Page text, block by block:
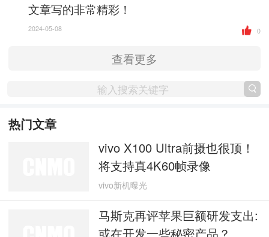
文章写的非常精彩！
2024-05-08 0
查看更多
热门文章
vivo X100 Ultra前摄也很顶！
将支持真4K60帧录像
vivo新机曝光
马斯克再评苹果巨额研发支出:
或在开发一些秘密产品？